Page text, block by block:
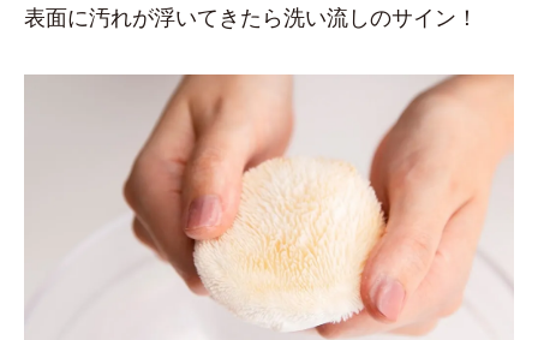
表面に汚れが浮いてきたら洗い流しのサイン！